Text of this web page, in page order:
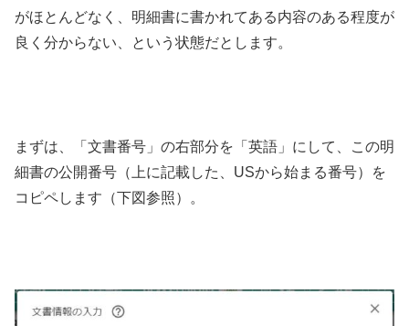
がほとんどなく、明細書に書かれてある内容のある程度が
良く分からない、という状態だとします。
まずは、「文書番号」の右部分を「英語」にして、この明
細書の公開番号（上に記載した、USから始まる番号）を
コピペします（下図参照）。